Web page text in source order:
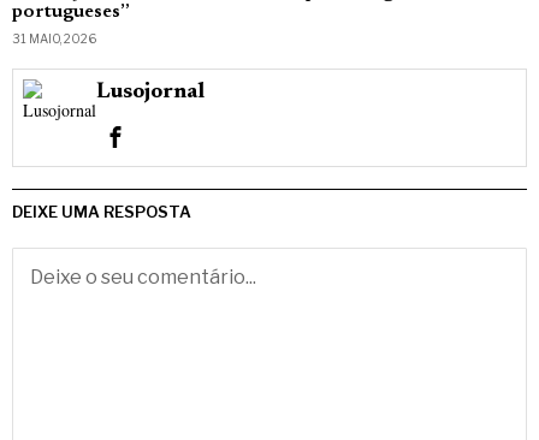
portugueses”
31 MAIO, 2026
Lusojornal
DEIXE UMA RESPOSTA